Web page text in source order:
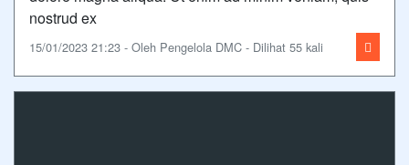
nostrud ex
15/01/2023 21:23 - Oleh Pengelola DMC - Dilihat 55 kali